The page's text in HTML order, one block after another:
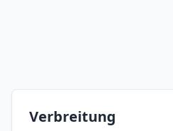
Verbreitung